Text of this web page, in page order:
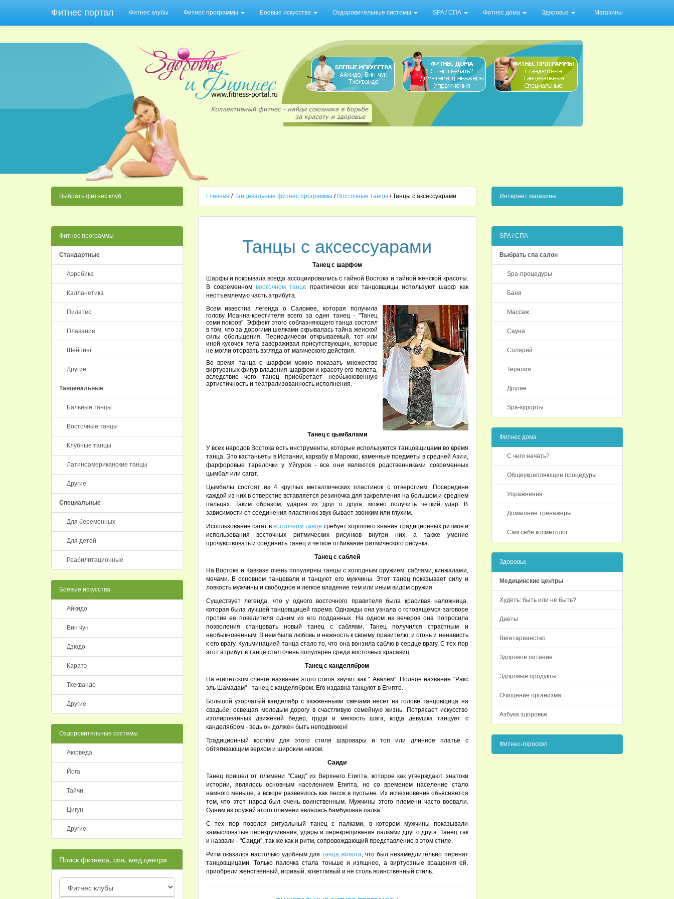
Фитнес портал Фитнес клубы Фитнес программы Боевые искусства Оздоровительные системы SPA / СПА Фитнес дома Здоровье Магазины
Выбрать фитнес клуб
Фитнес программы
Стандартные
Аэробика
Калланетика
Пилатес
Плавание
Шейпинг
Другие
Танцевальные
Бальные танцы
Восточные танцы
Клубные танцы
Латиноамериканские танцы
Другие
Специальные
Для беременных
Для детей
Реабилитационные
Боевые искусства
Айкидо
Вин чун
Дзюдо
Каратэ
Тхеквандо
Другие
Оздоровительные системы
Аюрведа
Йога
Тайчи
Цигун
Другие
Поиск фитнеса, спа, мед.центра
Главная /Танцевальные фитнес программы / Восточные танцы / Танцы с аксессуарами
Танцы с аксессуарами
Танец с шарфом
Шарфы и покрывала всегда ассоциировались с тайной Востока и тайной женской красоты.
В современном восточном танце практически все танцовщицы используют шарф как
неотъемлемую часть атрибута.
Всем известна легенда о Саломее, которая получила
голову Иоанна-крестителя всего за один танец - "Танец
семи покров". Эффект этого соблазняющего танца состоял
в том, что за дорогими шелками скрывалась тайна женской
силы обольщения. Периодически открываемый, тот или
иной кусочек тела завораживал присутствующих, которые
не могли оторвать взгляда от магического действия.
Во время танца с шарфом можно показать множество
виртуозных фигур владения шарфом и красоту его полета,
вследствие чего танец приобретает необыкновенную
артистичность и театрализованность исполнения.
Танец с цымбалами
У всех народов Востока есть инструменты, которые используются танцовщицами во время
танца. Это кастаньеты в Испании, каркабу в Марокко, каменные предметы в средней Азии,
фарфоровые тарелочки у Уйгуров - все они являются родственниками современных
цымбал или сагат.
Цымбалы состоят из 4 круглых металлических пластинок с отверстием. Посередине
каждой из них в отверстие вставляется резиночка для закрепления на большом и среднем
пальцах. Таким образом, ударяя их друг о друга, можно получить четкий удар. В
зависимости от соединения пластинок звук бывает звонким или глухим.
Использование сагат в восточном танце требует хорошего знания традиционных ритмов и
использования восточных ритмических рисунков внутри них, а также умение
прочувствовать и соединить танец и четкое отбивание ритмического рисунка.
Танец с саблей
На Востоке и Кавказе очень популярны танцы с холодным оружием: саблями, кинжалами,
мечами. В основном танцевали и танцуют его мужчины. Этот танец показывает силу и
ловкость мужчины и свободное и легкое владение тем или иным видом оружия.
Существует легенда, что у одного восточного правителя была красивая наложница,
которая была лучшей танцовщицей гарема. Однажды она узнала о готовящемся заговоре
против ее повелителя одним из его подданных. На одном из вечеров она попросила
позволения станцевать новый танец с саблями. Танец получился страстным и
необыкновенным. В нем была любовь и нежность к своему правителю, и огонь и ненависть
к его врагу. Кульминацией танца стало то, что она вонзила саблю в сердце врагу. С тех пор
этот атрибут в танце стал очень популярен среди восточных красавиц.
Танец с канделябром
На египетском сленге название этого стиля звучит как " Авалем". Полное название "Ракс
эль Шамадам" - танец с канделябром. Его издавна танцуют в Египте.
Большой узорчатый канделябр с зажженными свечами несет на голове танцовщица на
свадьбе, освещая молодым дорогу в счастливую семейную жизнь. Потрясает искусство
изолированных движений бедер, груди и мягкость шага, когда девушка танцует с
канделябром - ведь он должен быть неподвижен!
Традиционный костюм для этого стиля шаровары и топ или длинное платье с
обтягивающим верхом и широким низом.
Саиди
Танец пришел от племени "Саид" из Верхнего Египта, которое как утверждают знатоки
истории, являлось основным населением Египта, но со временем население стало
намного меньше, а вскоре развеялось как песок в пустыне. Их исчезновение обьясняется
тем, что этот народ был очень воинственным. Мужчины этого племени часто воевали.
Одним из оружий этого племени являлась бамбуковая палка.
С тех пор повелся ритуальный танец с палками, в котором мужчины показывали
замысловатые перекручивания, удары и перекрещивания палками друг о друга. Танец так
и назвали - "Саиди", так же как и ритм, сопровождающий представление в этом стиле.
Ритм оказался настолько удобным для танца живота, что был незамедлительно перенят
танцовщицами. Только палочка стала тоньше и изящнее, а виртуозные вращения ей,
приобрели женственный, игривый, кокетливый и не столь воинственный стиль.
Интернет магазины
SPA / СПА
Выбрать спа салон
Spa-процедуры
Баня
Массаж
Сауна
Солярий
Терапия
Другие
Spa-курорты
Фитнес дома
С чего начать?
Общеукрепляющие процедуры
Упражнения
Домашние тренажеры
Сам себе косметолог
Здоровье
Медицинские центры
Худеть: быть или не быть?
Диеты
Вегетарианство
Здоровое питание
Здоровые продукты
Очищение организма
Азбука здоровья
Фитнес-гороскоп